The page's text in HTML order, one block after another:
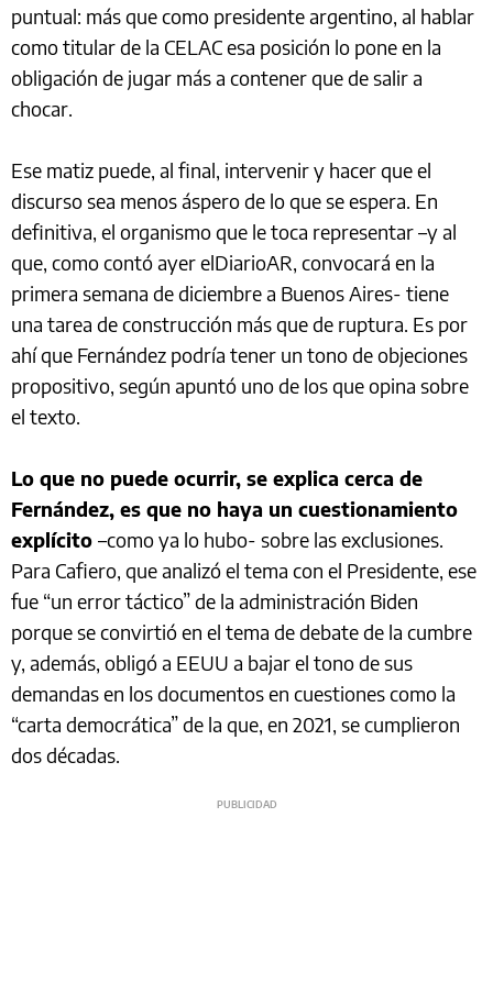
puntual: más que como presidente argentino, al hablar
como titular de la CELAC esa posición lo pone en la
obligación de jugar más a contener que de salir a
chocar.
Ese matiz puede, al final, intervenir y hacer que el
discurso sea menos áspero de lo que se espera. En
definitiva, el organismo que le toca representar –y al
que, como contó ayer elDiarioAR, convocará en la
primera semana de diciembre a Buenos Aires- tiene
una tarea de construcción más que de ruptura. Es por
ahí que Fernández podría tener un tono de objeciones
propositivo, según apuntó uno de los que opina sobre
el texto.
Lo que no puede ocurrir, se explica cerca de
Fernández, es que no haya un cuestionamiento
explícito –como ya lo hubo- sobre las exclusiones.
Para Cafiero, que analizó el tema con el Presidente, ese
fue “un error táctico” de la administración Biden
porque se convirtió en el tema de debate de la cumbre
y, además, obligó a EEUU a bajar el tono de sus
demandas en los documentos en cuestiones como la
“carta democrática” de la que, en 2021, se cumplieron
dos décadas.